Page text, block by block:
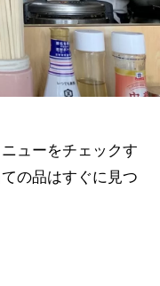
ューをチェックす
の品はすぐに見つ